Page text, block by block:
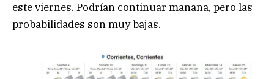
este viernes. Podrían continuar mañana, pero las
probabilidades son muy bajas.